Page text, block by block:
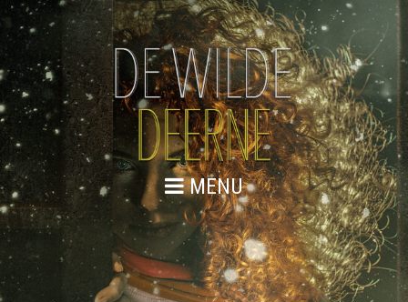
MENU
DE WILDE DEERNE – WEBSITE 7